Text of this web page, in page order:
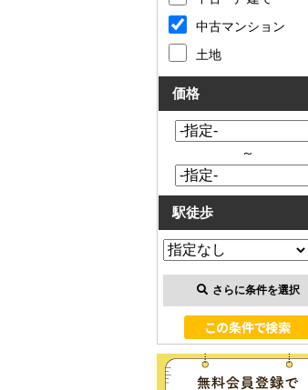
中古マンション
土地
価格
～
駅徒歩
さらに条件を選択